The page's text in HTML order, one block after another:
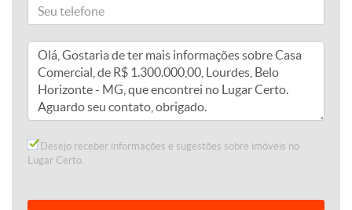
Desejo receber informações e sugestões sobre imóveis no
Lugar Certo.